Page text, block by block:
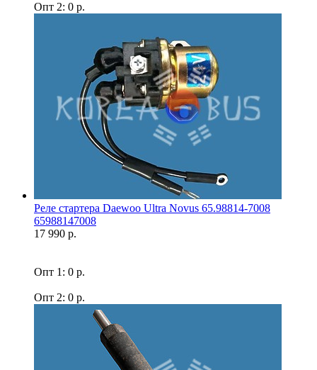
Опт 2: 0 р.
Реле стартера Daewoo Ultra Novus 65.98814-7008
65988147008
17 990 р.
Опт 1: 0 р.
Опт 2: 0 р.